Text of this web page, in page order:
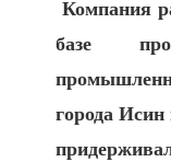
Компания расположена на национальной
базе
города